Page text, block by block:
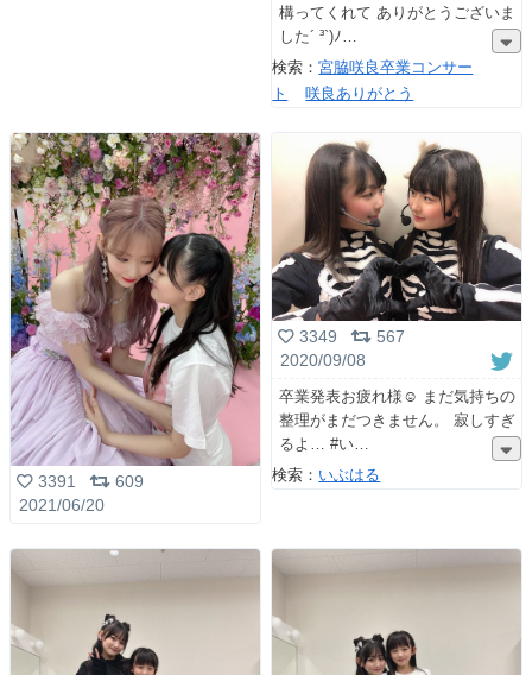
構ってくれて ありがとうございま
した´ ³`)ﾉ
検索：宮脇咲良卒業コンサー
ト
咲良ありがとう
3391
609
2021/06/20
3349
567
2020/09/08
卒業発表お疲れ様☺️ まだ気持ちの
整理がまだつきません。 寂しすぎ
るよ… #い
検索： いぶはる